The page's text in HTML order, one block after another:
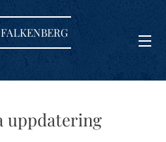
uppdatering